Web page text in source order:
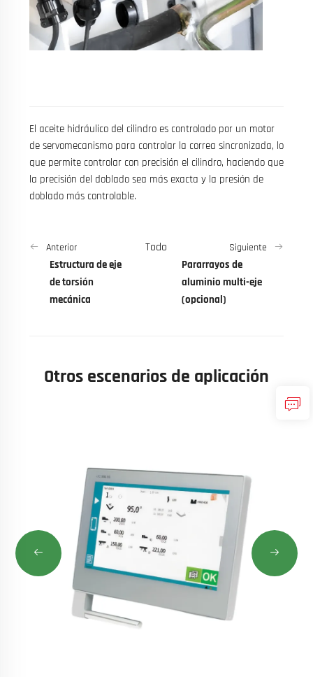
El aceite hidráulico del cilindro es controlado por un motor
de servomecanismo para controlar la correa sincronizada, lo
que permite controlar con precisión el cilindro, haciendo que
la precisión del doblado sea más exacta y la presión de
doblado más controlable.
Anterior
Estructura de eje
de torsión
mecánica
Todo Siguiente
Pararrayos de
aluminio multi-eje
(opcional)
Otros escenarios de aplicación